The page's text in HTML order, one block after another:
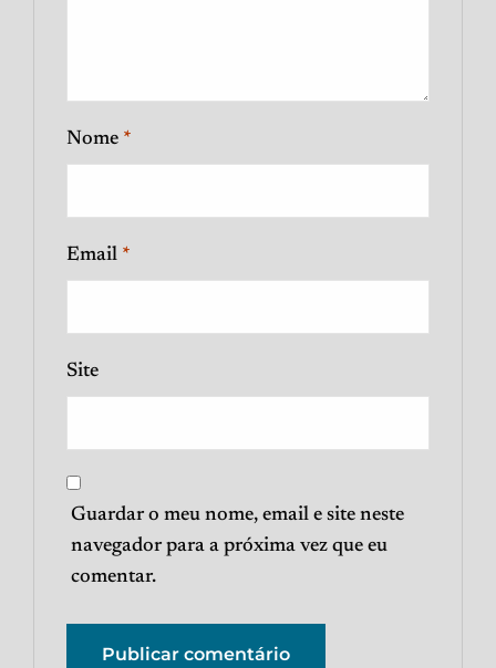
Nome *
Email *
Site
Guardar o meu nome, email e site neste
navegador para a próxima vez que eu
comentar.